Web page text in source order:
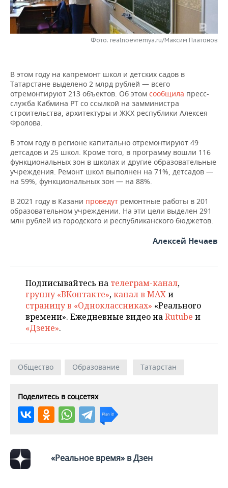
НЕФТЕХИМИЯ
НЕФТЬ
ЭНЕРГЕТИКА
РОЗНИЧНАЯ ТОРГОВЛЯ
НОВОСТИ ТЕХНОЛОГИЙ
ТЕЛЕКОММУНИКАЦИИ
МЕРОПРИЯТИЯ
НОВОСТИ МЕРОПРИЯТИЙ
БИЗНЕС-БРАНЧИ
ONLINE-КОНФЕРЕНЦИИ
ФУТБОЛ
ХОККЕЙ
ВОЛЕЙБОЛ
КИБЕРСПОРТ
ФИГУРНОЕ КАТАНИЕ
НОВОСТИ ОБЩЕСТВА
ВЛАСТЬ
ИСТОРИЯ
КУЛЬТУРА
МЕДИЦИНА
ФОТОГАЛЕРЕЯ
СЮЖЕТЫ
СПИСОК ПЕРСОН
СПИСОК КОМПАНИЙ
ПОЛНАЯ ВЕРСИЯ
Фото: realnoevremya.ru/Максим Платонов
В этом году на капремонт школ и детских садов в
Татарстане выделено 2 млрд рублей — всего
отремонтируют 213 объектов. Об этом сообщила пресс-
служба Кабмина РТ со ссылкой на замминистра
строительства, архитектуры и ЖКХ республики Алексея
Фролова.
В этом году в регионе капитально отремонтируют 49
детсадов и 25 школ. Кроме того, в программу вошли 116
функциональных зон в школах и другие образовательные
учреждения. Ремонт школ выполнен на 71%, детсадов —
на 59%, функциональных зон — на 88%.
В 2021 году в Казани проведут ремонтные работы в 201
образовательном учреждении. На эти цели выделен 291
млн рублей из городского и республиканского бюджетов.
Алексей Нечаев
Подписывайтесь на телеграм-канал,
группу «ВКонтакте»,канал в MAXи
страницу в «Одноклассниках» «Реального
времени». Ежедневные видео наRutube и
«Дзене».
Общество Образование Татарстан
Поделитесь в соцсетях
«Реальное время» в Дзен